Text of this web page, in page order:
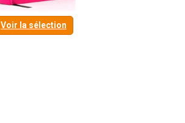
Voir la sélection